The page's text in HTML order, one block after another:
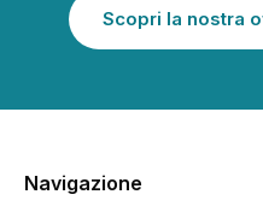
Scopri la nostra
Navigazione